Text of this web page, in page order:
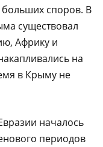
споров. В
существовал
Африку и
на
в Крыму не
началось
периодов